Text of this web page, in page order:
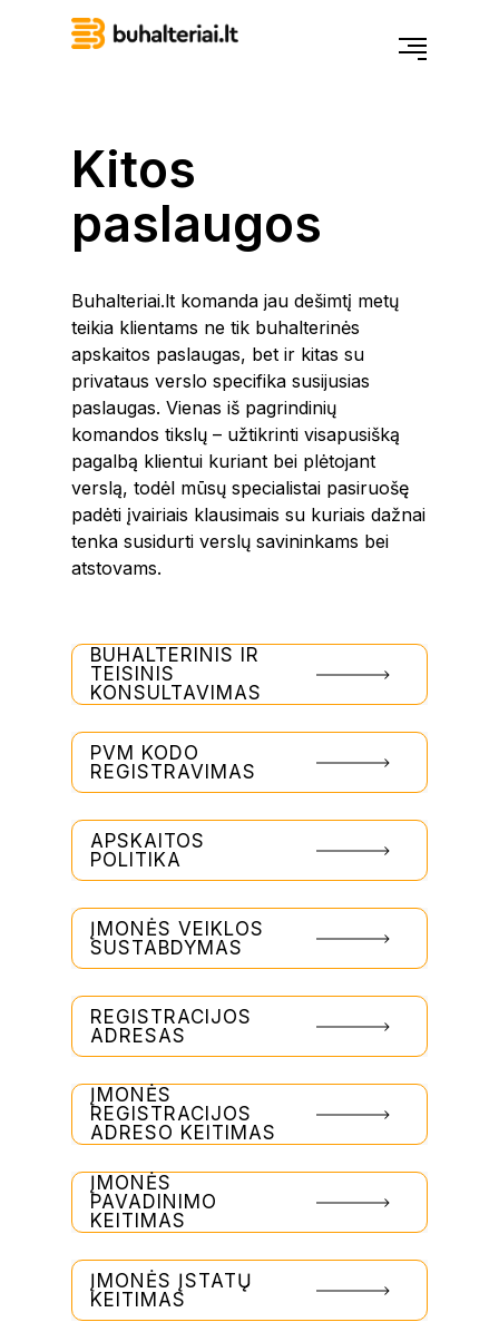
Kitos
paslaugos
Buhalteriai.lt komanda jau dešimtį metų
teikia klientams ne tik buhalterinės
apskaitos paslaugas, bet ir kitas su
privataus verslo specifika susijusias
paslaugas. Vienas iš pagrindinių
komandos tikslų – užtikrinti visapusišką
pagalbą klientui kuriant bei plėtojant
verslą, todėl mūsų specialistai pasiruošę
padėti įvairiais klausimais su kuriais dažnai
tenka susidurti verslų savininkams bei
atstovams.
BUHALTERINIS IR
TEISINIS
KONSULTAVIMAS
PVM KODO
REGISTRAVIMAS
APSKAITOS
POLITIKA
ĮMONĖS VEIKLOS
SUSTABDYMAS
REGISTRACIJOS
ADRESAS
ĮMONĖS
REGISTRACIJOS
ADRESO KEITIMAS
ĮMONĖS
PAVADINIMO
KEITIMAS
ĮMONĖS ĮSTATŲ
KEITIMAS